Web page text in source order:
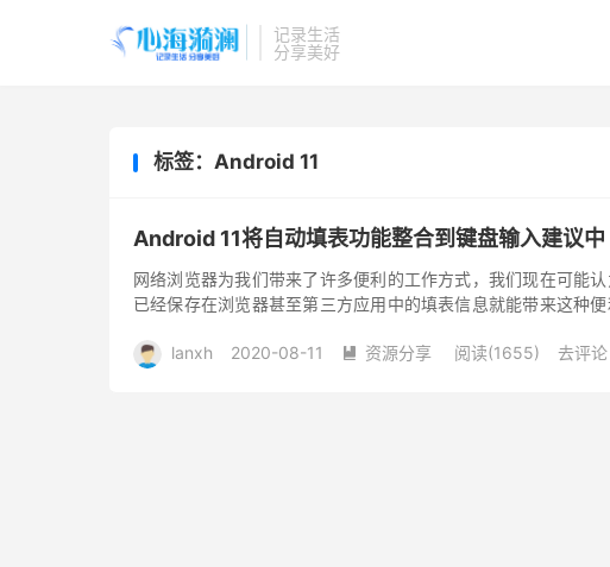
记录生活
分享美好
标签：Android 11
Android 11将自动填表功能整合到键盘输入建议中
网络浏览器为我们带来了许多便利的工作方式，我们现在可能
已经保存在浏览器甚至第三方应用中的填表信息就能带来这种
lanxh 2020-08-11  资源分享 阅读(1655) 去评论